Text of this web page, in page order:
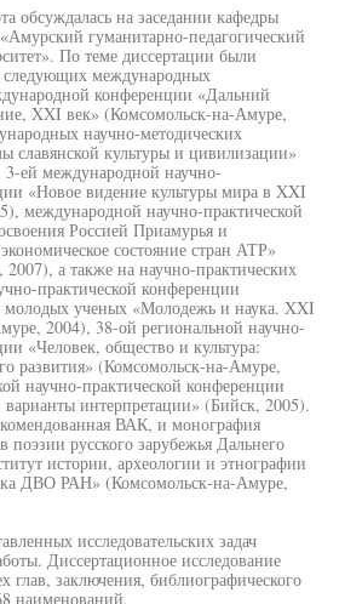
обсуждалась на заседании кафедры
гуманитарно-педагогический
По теме диссертации были
следующих международных
конференции «Дальний
XXI век» (Комсомольск-на-Амуре,
научно-методических
славянской культуры и цивилизации»
ей международной научно-
«Новое видение культуры мира в XXI
международной научно-практической
Россией Приамурья и
состояние стран АТР»
а также на научно-практических
практической конференции
молодых ученых «Молодежь и наука. XXI
2004), 38-ой региональной научно-
«Человек, общество и культура:
развития» (Комсомольск-на-Амуре,
научно-практической конференции
варианты интерпретации» (Бийск, 2005).
ВАК, и монография
русского зарубежья Дальнего
истории, археологии и этнографии
ДВО РАН» (Комсомольск-на-Амуре,
исследовательских задач
Диссертационное исследование
глав, заключения, библиографического
наименований.